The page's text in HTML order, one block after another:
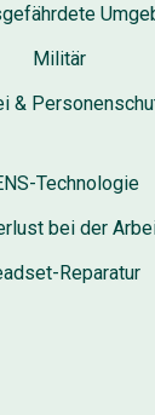
Militär
&
Technologie
bei der
Reparatur